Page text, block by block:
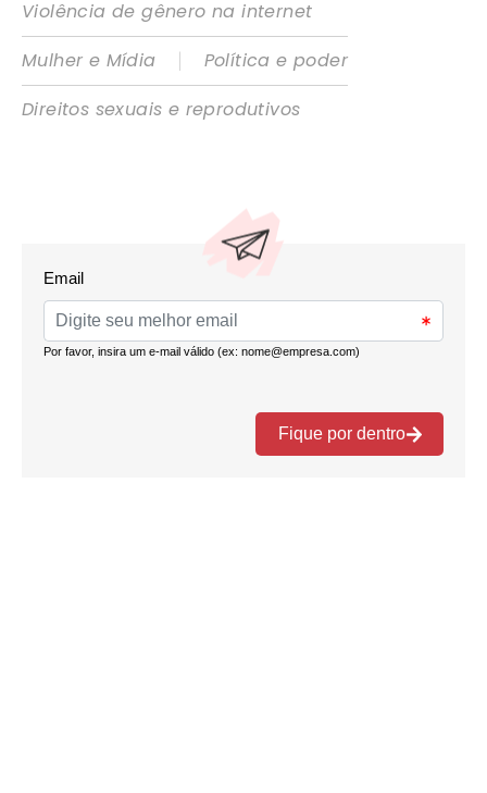
Violência de gênero na internet
Mulher e Mídia
|
Política e poder
Direitos sexuais e reprodutivos